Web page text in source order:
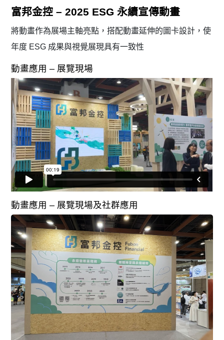
富邦金控 – 2025 ESG 永續宣傳動畫
將動畫作為展場主軸亮點，搭配動畫延伸的圖卡設計，使
年度 ESG 成果與視覺展現具有一致性
動畫應用 – 展覽現場
動畫應用 – 展覽現場及社群應用